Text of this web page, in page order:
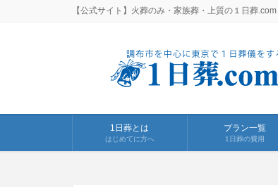
【公式サイト】火葬のみ・家族葬・上質の１日葬.com
1日葬とは
はじめてに方へ
プラン一覧
1日葬の費用